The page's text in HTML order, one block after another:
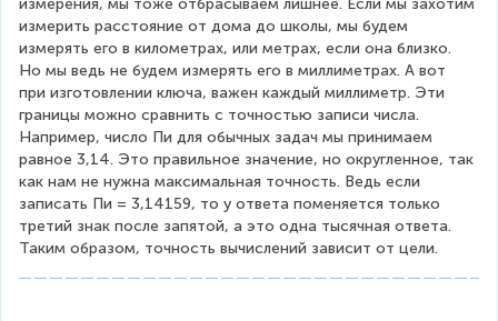
измерить расстояние от дома до школы, мы будем
измерять его в километрах, или метрах, если она близко.
Но мы ведь не будем измерять его в миллиметрах. А вот
при изготовлении ключа, важен каждый миллиметр. Эти
границы можно сравнить с точностью записи числа.
Например, число Пи для обычных задач мы принимаем
равное 3,14. Это правильное значение, но округленное, так
как нам не нужна максимальная точность. Ведь если
записать Пи = 3,14159, то у ответа поменяется только
третий знак после запятой, а это одна тысячная ответа.
Таким образом, точность вычислений зависит от цели.